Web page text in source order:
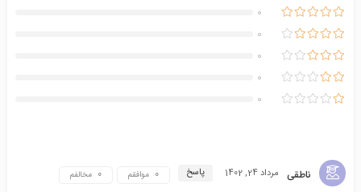
0
0
0
0
0
ناطقی مرداد 24, 1402 پاسخ موافقم مخالفم